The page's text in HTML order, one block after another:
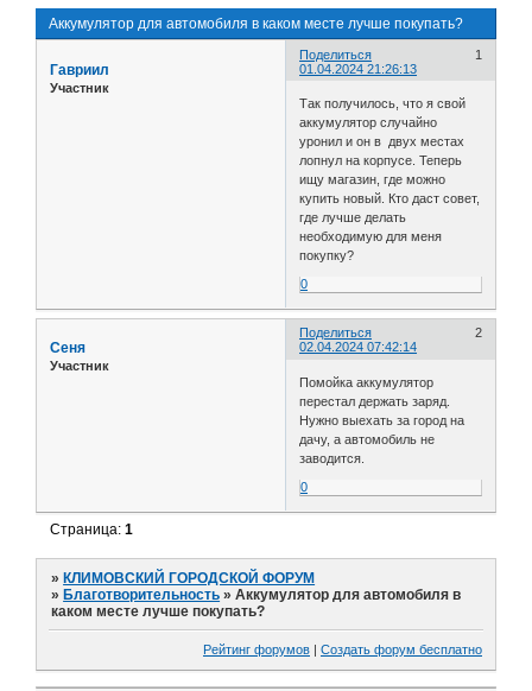
Аккумулятор для автомобиля в каком месте лучше покупать?
Поделиться
1
01.04.2024 21:26:13
Гавриил
Участник
Так получилось, что я свой
аккумулятор случайно
уронил и он в двух местах
лопнул на корпусе. Теперь
ищу магазин, где можно
купить новый. Кто даст совет,
где лучше делать
необходимую для меня
покупку?
0
Поделиться
2
02.04.2024 07:42:14
Сеня
Участник
Помойка аккумулятор
перестал держать заряд.
Нужно выехать за город на
дачу, а автомобиль не
заводится.
0
Страница:1
» КЛИМОВСКИЙ ГОРОДСКОЙ ФОРУМ
» Благотворительность »Аккумулятор для автомобиля в
каком месте лучше покупать?
Рейтинг форумов | Создать форум бесплатно